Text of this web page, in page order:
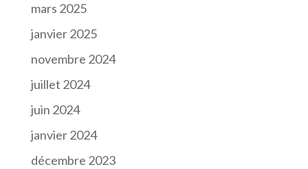
mars 2025
janvier 2025
novembre 2024
juillet 2024
juin 2024
janvier 2024
décembre 2023